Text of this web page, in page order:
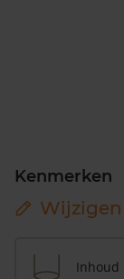
Kenmerken
Wijzigen
Inhoud